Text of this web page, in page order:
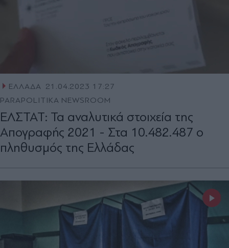
ΕΛΛΑΔΑ 21.04.2023 17:27
PARAPOLITIKA NEWSROOM
ΕΛΣΤΑΤ: Τα αναλυτικά στοιχεία της
Απογραφής 2021 - Στα 10.482.487 ο
πληθυσμός της Ελλάδας